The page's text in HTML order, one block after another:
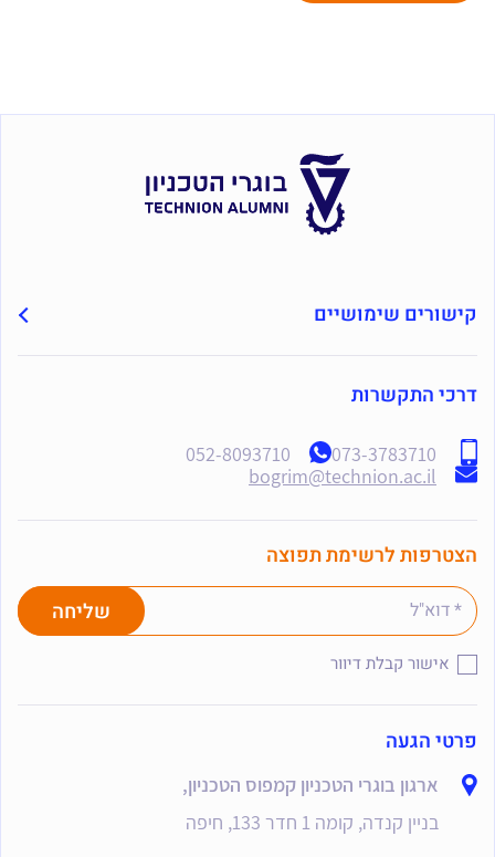
קישורים שימושיים
פרטי הגעה
ארגון בוגרי הטכניון קמפוס הטכניון,
בניין קנדה, קומה 1 חדר 133, חיפה
דרכי התקשרות
073-3783710
052-8093710
bogrim@technion.ac.il
הצטרפות לרשימת תפוצה
אישור קבלת דיוור